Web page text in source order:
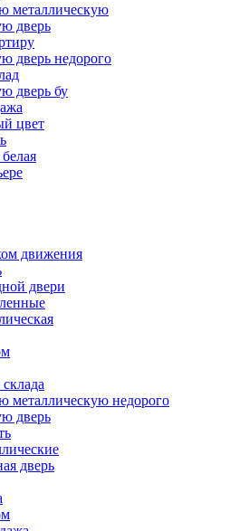
металлическую
дверь
дверь недорого
дверь бу
цвет
движения
двери
металлическую недорого
дверь
дверь